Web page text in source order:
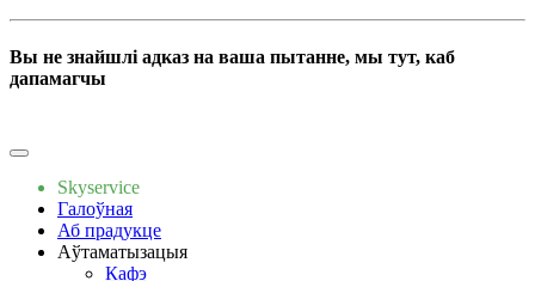
Вы не знайшлі адказ на ваша пытанне, мы тут, каб
дапамагчы
Skyservice
Галоўная
Аб прадукце
Аўтаматызацыя
Кафэ